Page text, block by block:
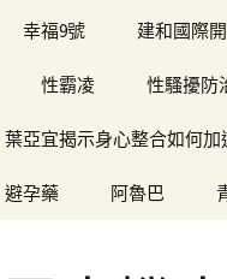
幸福9號 建和國際
性霸凌 性騷擾防
葉亞宜揭示身心整合如何加
避孕藥 阿魯巴